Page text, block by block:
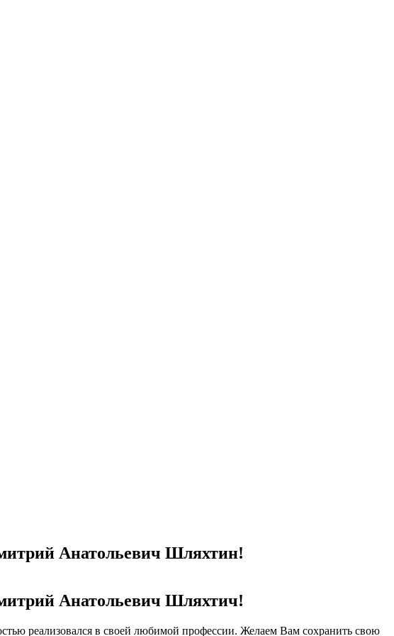
Анатольевич Шляхтин!
Анатольевич Шляхтич!
реализовался в своей любимой профессии. Желаем Вам сохранить свою